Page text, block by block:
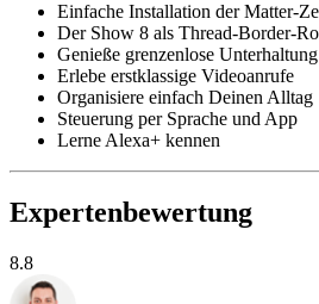
Einfache Installation der Matter-
Der Show 8 als Thread-Border-
Genieße grenzenlose Unterhaltung
Erlebe erstklassige Videoanrufe
Organisiere einfach Deinen Alltag
Steuerung per Sprache und App
Lerne Alexa+ kennen
Expertenbewertung
8.8